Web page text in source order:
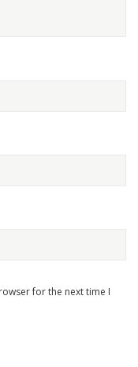
for the next time I